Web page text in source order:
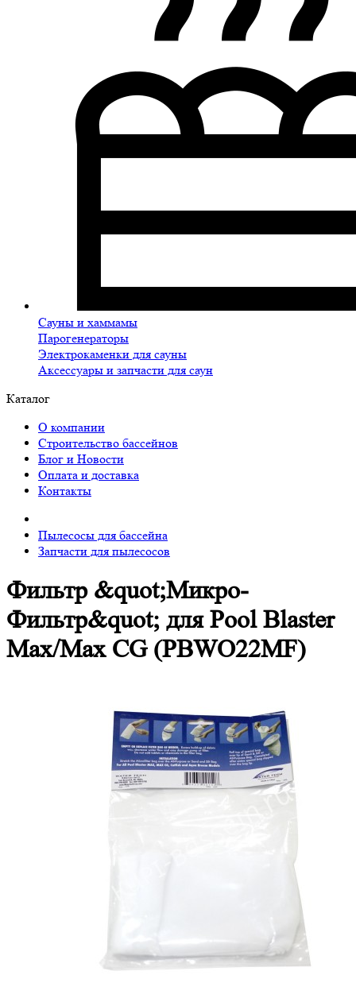
Сауны и хаммамы
Парогенераторы
Электрокаменки для сауны
Аксессуары и запчасти для саун
Каталог
О компании
Строительство бассейнов
Блог и Новости
Оплата и доставка
Контакты
Пылесосы для бассейна
Запчасти для пылесосов
Фильтр &quot;Микро-
Фильтр&quot; для Pool Blaster
Max/Max CG (PBWO22MF)